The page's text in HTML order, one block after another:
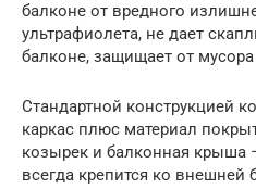
балконе от вредного
ультрафиолета, не дает
балконе, защищает от мусора
Стандартной конструкцией
каркас плюс материал
козырек и балконная крыша
всегда крепится ко внешней